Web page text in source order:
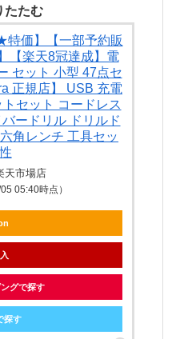
たむ
特価】【一部予約販
【楽天8冠達成】電
セット 小型 47点セ
正規店】 USB 充電
セット コードレス
ードリル ドリルド
角レンチ 工具セッ
天市場店
05:40時点）
グで探す
探す